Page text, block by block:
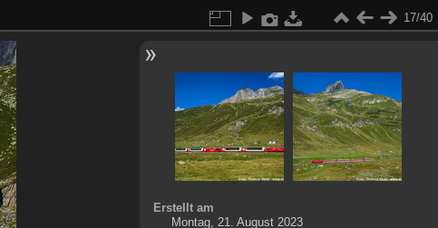
17/40
Erstellt am
Montag, 21. August 2023